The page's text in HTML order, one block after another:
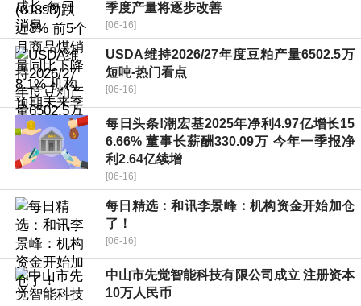
季度产量将逐步改善
[06-16]
USDA维持2026/27年度豆粕产量6502.5万
短吨-热门看点
[06-16]
每日头条!潮宏基2025年净利4.97亿增长15
6.66% 董事长薪酬330.09万 今年一季报净
利2.64亿续增
[06-16]
每日精选：和讯李景峰：机构资金开始加仓
了！
[06-16]
中山市先觉智能科技有限公司成立 注册资本
10万人民币